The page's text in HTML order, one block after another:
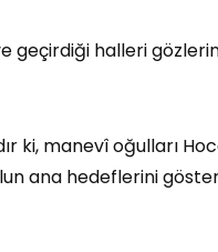
geçirdiği halleri
manevî oğulları
ana hedeflerini